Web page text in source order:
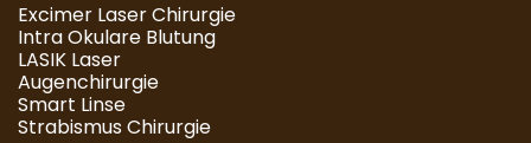
Excimer Laser Chirurgie
Intra Okulare Blutung
LASIK Laser
Augenchirurgie
Smart Linse
Strabismus Chirurgie